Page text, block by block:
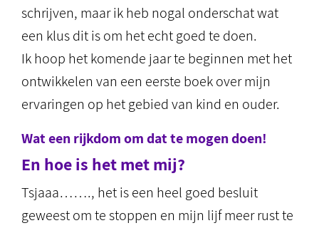
schrijven, maar ik heb nogal onderschat wat
een klus dit is om het echt goed te doen.
Ik hoop het komende jaar te beginnen met het
ontwikkelen van een eerste boek over mijn
ervaringen op het gebied van kind en ouder.
Wat een rijkdom om dat te mogen doen!
En hoe is het met mij?
Tsjaaa……., het is een heel goed besluit
geweest om te stoppen en mijn lijf meer rust te